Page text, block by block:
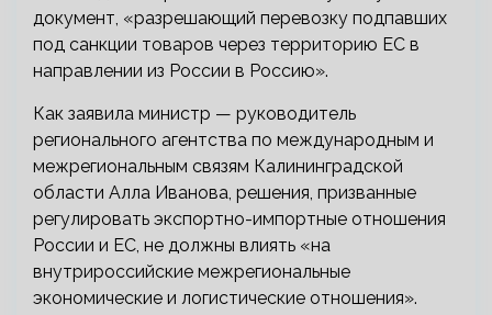
документ, «разрешающий перевозку подпавших
под санкции товаров через территорию ЕС в
направлении из России в Россию».
Как заявила министр — руководитель
регионального агентства по международным и
межрегиональным связям Калининградской
области Алла Иванова, решения, призванные
регулировать экспортно-импортные отношения
России и ЕС, не должны влиять «на
внутрироссийские межрегиональные
экономические и логистические отношения».